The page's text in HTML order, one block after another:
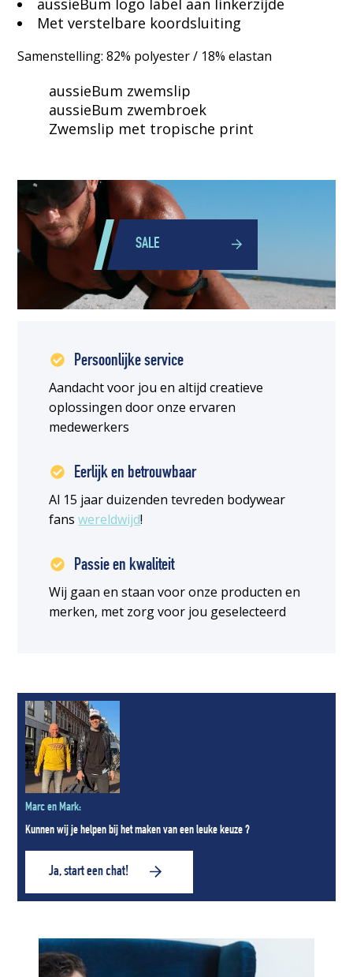
Met verstelbare koordsluiting
Samenstelling: 82% polyester / 18% elastan
aussieBum zwemslip
aussieBum zwembroek
Zwemslip met tropische print
SALE
Persoonlijke service
Aandacht voor jou en altijd creatieve
oplossingen door onze ervaren
medewerkers
Eerlijk en betrouwbaar
Al 15 jaar duizenden tevreden bodywear
fanswereldwijd!
Passie en kwaliteit
Wij gaan en staan voor onze producten en
merken, met zorg voor jou geselecteerd
Marc en Mark:
Kunnen wij je helpen bij het maken van een leuke keuze ?
Ja, start een chat!